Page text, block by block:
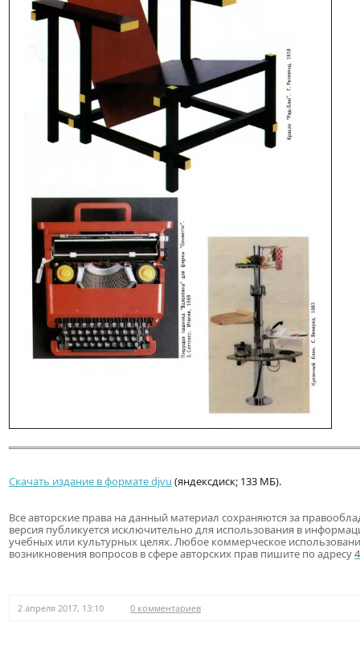
Скачать издание в формате djvu (яндексдиск; 133 МБ).
Все авторские права на данный материал сохраняются за
версия публикуется исключительно для использования в
учебных или культурных целях. Любое коммерческое
возникновения вопросов в сфере авторских прав пишите по адресу
2 апреля 2017, 13:10 0 комментариев